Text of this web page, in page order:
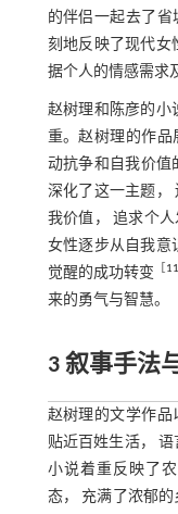
的伴侣一起去了
刻地反映了现代女
据个人的情感需求
赵树理和陈彦的小
重。赵树理的作品
动抗争和自我价值
深化了这一主题，
我价值， 追求个
女性逐步从自我意
觉醒的成功转变
11
来的勇气与智慧。
3 叙事手法
赵树理的文学作品
贴近百姓生活，
小说着重反映了
态， 充满了浓郁